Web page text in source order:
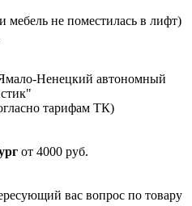
мебель не поместилась в лифт)
Ненецкий автономный
тарифам ТК)
от 4000 руб.
вас вопрос по товару